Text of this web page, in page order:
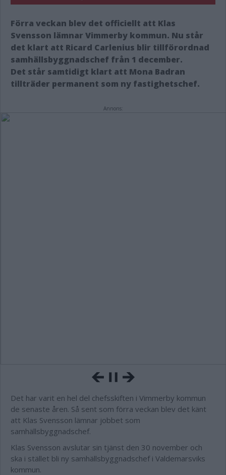
Förra veckan blev det officiellt att Klas
Svensson lämnar Vimmerby kommun. Nu står
det klart att Ricard Carlenius blir tillförordnad
samhällsbyggnadschef från 1 december.
Det står samtidigt klart att Mona Badran
tillträder permanent som ny fastighetschef.
Annons:
Det har varit en hel del chefsskiften i Vimmerby kommun
de senaste åren. Så sent som förra veckan blev det känt
att Klas Svensson lämnar jobbet som
samhällsbyggnadschef.
Klas Svensson avslutar sin tjänst den 30 november och
ska i stället bli ny samhällsbyggnadschef i Valdemarsviks
kommun.